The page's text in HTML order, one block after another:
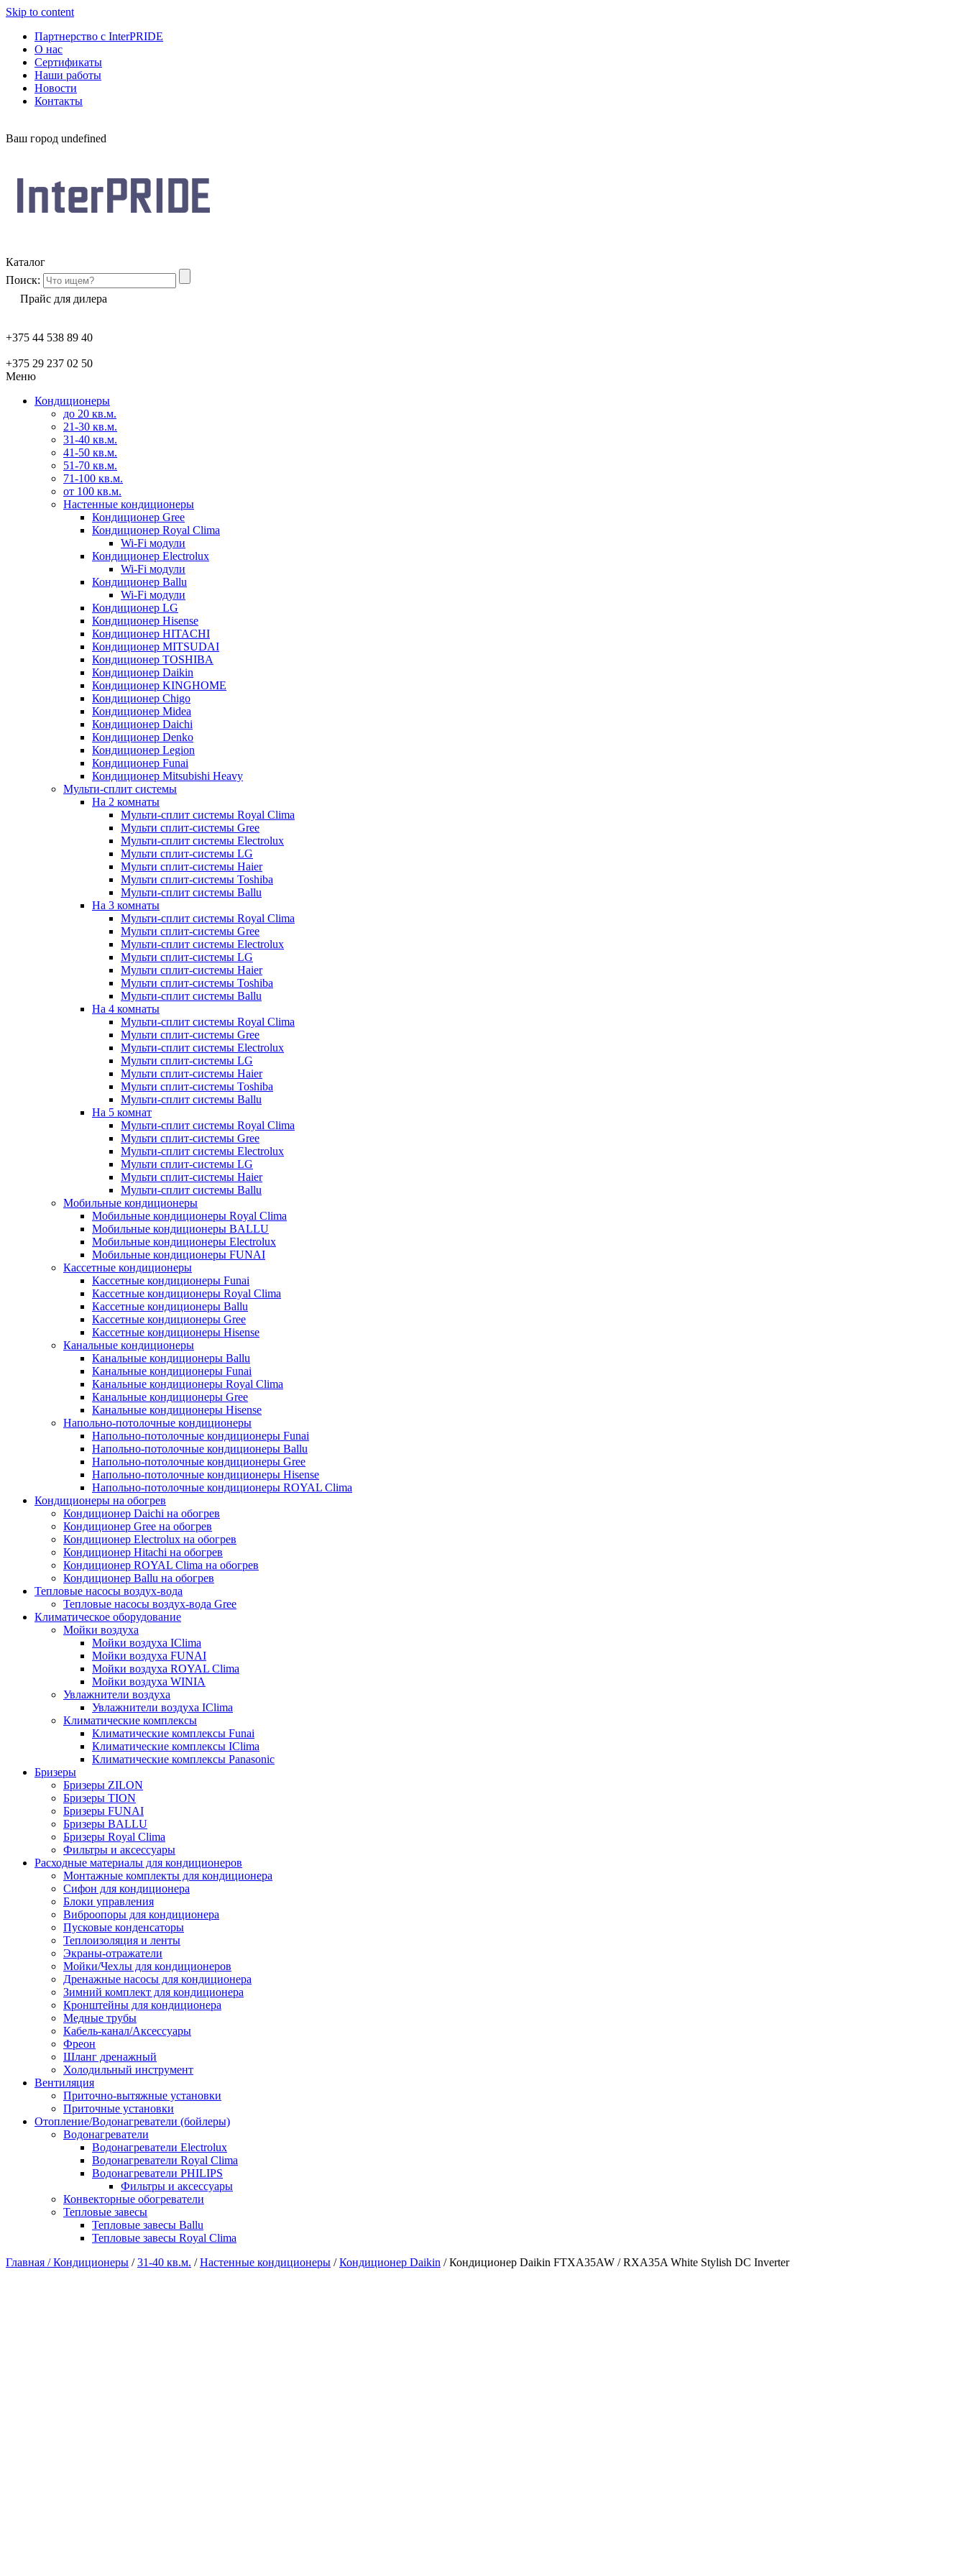
Skip to content
Партнерство с InterPRIDE
О нас
Сертификаты
Наши работы
Новости
Контакты
Ваш город undefined
Каталог
Поиск:
Прайс для дилера
+375 44 538 89 40
+375 29 237 02 50
Меню
Кондиционеры
до 20 кв.м.
21-30 кв.м.
31-40 кв.м.
41-50 кв.м.
51-70 кв.м.
71-100 кв.м.
от 100 кв.м.
Настенные кондиционеры
Кондиционер Gree
Кондиционер Royal Clima
Wi-Fi модули
Кондиционер Electrolux
Wi-Fi модули
Кондиционер Ballu
Wi-Fi модули
Кондиционер LG
Кондиционер Hisense
Кондиционер HITACHI
Кондиционер MITSUDAI
Кондиционер TOSHIBA
Кондиционер Daikin
Кондиционер KINGHOME
Кондиционер Chigo
Кондиционер Midea
Кондиционер Daichi
Кондиционер Denko
Кондиционер Legion
Кондиционер Funai
Кондиционер Mitsubishi Heavy
Мульти-сплит системы
На 2 комнаты
Мульти-сплит системы Royal Clima
Мульти сплит-системы Gree
Мульти-сплит системы Electrolux
Мульти сплит-системы LG
Мульти сплит-системы Haier
Мульти сплит-системы Toshiba
Мульти-сплит системы Ballu
На 3 комнаты
Мульти-сплит системы Royal Clima
Мульти сплит-системы Gree
Мульти-сплит системы Electrolux
Мульти сплит-системы LG
Мульти сплит-системы Haier
Мульти сплит-системы Toshiba
Мульти-сплит системы Ballu
На 4 комнаты
Мульти-сплит системы Royal Clima
Мульти сплит-системы Gree
Мульти-сплит системы Electrolux
Мульти сплит-системы LG
Мульти сплит-системы Haier
Мульти сплит-системы Toshiba
Мульти-сплит системы Ballu
На 5 комнат
Мульти-сплит системы Royal Clima
Мульти сплит-системы Gree
Мульти-сплит системы Electrolux
Мульти сплит-системы LG
Мульти сплит-системы Haier
Мульти-сплит системы Ballu
Мобильные кондиционеры
Мобильные кондиционеры Royal Clima
Мобильные кондиционеры BALLU
Мобильные кондиционеры Electrolux
Мобильные кондиционеры FUNAI
Кассетные кондиционеры
Кассетные кондиционеры Funai
Кассетные кондиционеры Royal Clima
Кассетные кондиционеры Ballu
Кассетные кондиционеры Gree
Кассетные кондиционеры Hisense
Канальные кондиционеры
Канальные кондиционеры Ballu
Канальные кондиционеры Funai
Канальные кондиционеры Royal Clima
Канальные кондиционеры Gree
Канальные кондиционеры Hisense
Напольно-потолочные кондиционеры
Напольно-потолочные кондиционеры Funai
Напольно-потолочные кондиционеры Ballu
Напольно-потолочные кондиционеры Gree
Напольно-потолочные кондиционеры Hisense
Напольно-потолочные кондиционеры ROYAL Clima
Кондиционеры на обогрев
Кондиционер Daichi на обогрев
Кондиционер Gree на обогрев
Кондиционер Electrolux на обогрев
Кондиционер Hitachi на обогрев
Кондиционер ROYAL Clima на обогрев
Кондиционер Ballu на обогрев
Тепловые насосы воздух-вода
Тепловые насосы воздух-вода Gree
Климатическое оборудование
Мойки воздуха
Мойки воздуха IClima
Мойки воздуха FUNAI
Мойки воздуха ROYAL Clima
Мойки воздуха WINIA
Увлажнители воздуха
Увлажнители воздуха IClima
Климатические комплексы
Климатические комплексы Funai
Климатические комплексы IClima
Климатические комплексы Panasonic
Бризеры
Бризеры ZILON
Бризеры TION
Бризеры FUNAI
Бризеры BALLU
Бризеры Royal Clima
Фильтры и аксессуары
Расходные материалы для кондиционеров
Монтажные комплекты для кондиционера
Сифон для кондиционера
Блоки управления
Виброопоры для кондиционера
Пусковые конденсаторы
Теплоизоляция и ленты
Экраны-отражатели
Мойки/Чехлы для кондиционеров
Дренажные насосы для кондиционера
Зимний комплект для кондиционера
Кронштейны для кондиционера
Медные трубы
Кабель-канал/Аксессуары
Фреон
Шланг дренажный
Холодильный инструмент
Вентиляция
Приточно-вытяжные установки
Приточные установки
Отопление/Водонагреватели (бойлеры)
Водонагреватели
Водонагреватели Electrolux
Водонагреватели Royal Clima
Водонагреватели PHILIPS
Фильтры и аксессуары
Конвекторные обогреватели
Тепловые завесы
Тепловые завесы Ballu
Тепловые завесы Royal Clima
Главная /Кондиционеры /31-40 кв.м. /Настенные кондиционеры /Кондиционер Daikin / Кондиционер Daikin FTXA35AW / RXA35A White Stylish DC Inverter